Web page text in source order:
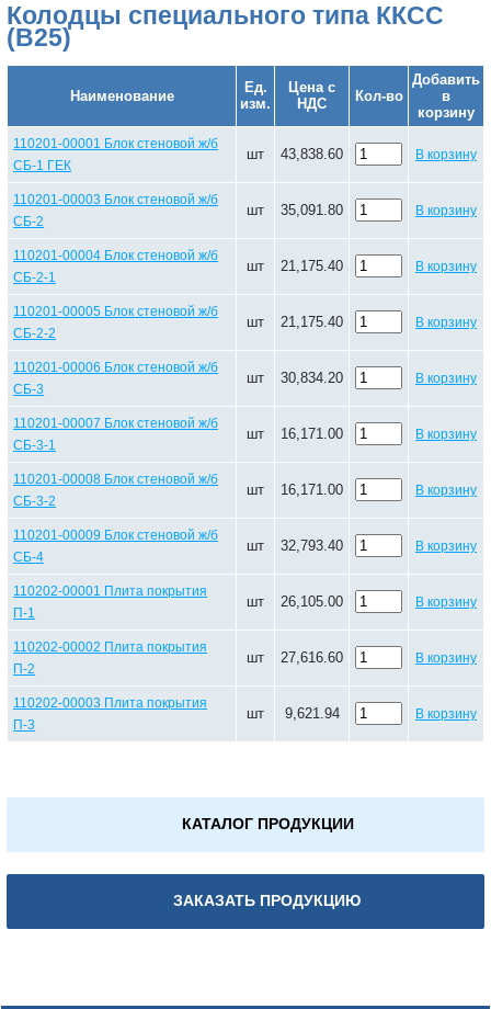
Колодцы специального типа ККСС
(В25)
Наименование
Ед.
изм.
Цена с
НДС
Кол-во
Добавить
в
корзину
110201-00001 Блок стеновой ж/б
СБ-1 ГЕК
шт 43,838.60 В корзину
110201-00003 Блок стеновой ж/б
СБ-2
шт 35,091.80 В корзину
110201-00004 Блок стеновой ж/б
СБ-2-1
шт 21,175.40 В корзину
110201-00005 Блок стеновой ж/б
СБ-2-2
шт 21,175.40 В корзину
110201-00006 Блок стеновой ж/б
СБ-3
шт 30,834.20 В корзину
110201-00007 Блок стеновой ж/б
СБ-3-1
шт 16,171.00 В корзину
110201-00008 Блок стеновой ж/б
СБ-3-2
шт 16,171.00 В корзину
110201-00009 Блок стеновой ж/б
СБ-4
шт 32,793.40 В корзину
110202-00001 Плита покрытия
П-1
шт 26,105.00 В корзину
110202-00002 Плита покрытия
П-2
шт 27,616.60 В корзину
110202-00003 Плита покрытия
П-3
шт 9,621.94 В корзину
КАТАЛОГ ПРОДУКЦИИ
ЗАКАЗАТЬ ПРОДУКЦИЮ